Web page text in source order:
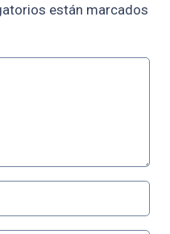
están marcados